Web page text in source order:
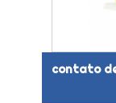
contato